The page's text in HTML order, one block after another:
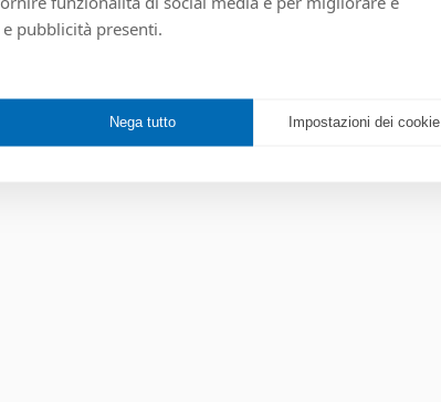
pubblicità presenti.
Nega tutto Impostazioni dei cookie